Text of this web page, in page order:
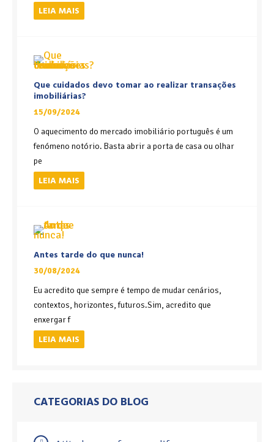
LEIA MAIS
Que cuidados devo tomar ao realizar transações
imobiliárias?
15/09/2024
O aquecimento do mercado imobiliário português é um
fenómeno notório. Basta abrir a porta de casa ou olhar
pe
LEIA MAIS
Antes tarde do que nunca!
30/08/2024
Eu acredito que sempre é tempo de mudar cenários,
contextos, horizontes, futuros.Sim, acredito que
enxergar f
LEIA MAIS
CATEGORIAS DO BLOG